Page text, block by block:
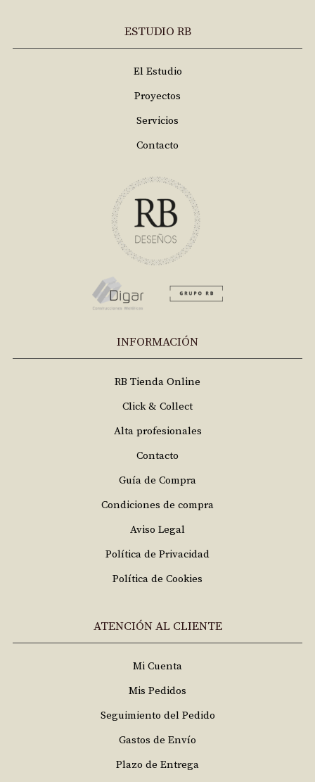
ESTUDIO RB
El Estudio
Proyectos
Servicios
Contacto
INFORMACIÓN
RB Tienda Online
Click & Collect
Alta profesionales
Contacto
Guía de Compra
Condiciones de compra
Aviso Legal
Política de Privacidad
Política de Cookies
ATENCIÓN AL CLIENTE
Mi Cuenta
Mis Pedidos
Seguimiento del Pedido
Gastos de Envío
Plazo de Entrega